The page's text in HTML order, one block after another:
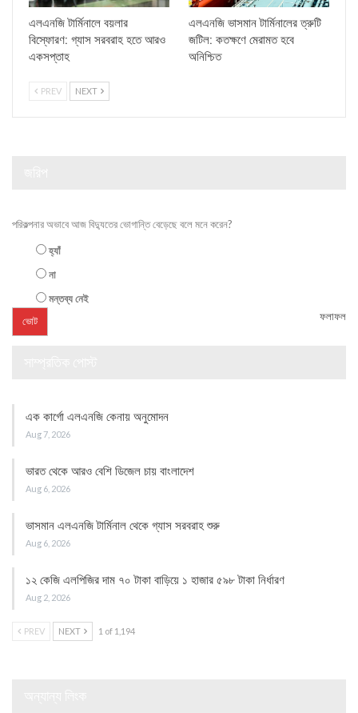
এলএনজি টার্মিনালে বয়লার
বিস্ফোরণ: গ্যাস সরবরাহ হতে আরও
একসপ্তাহ
এলএনজি ভাসমান টার্মিনালের ত্রুটি
জটিল: কতক্ষণে মেরামত হবে
অনিশ্চিত
PREV NEXT
পরিকল্পনার অভাবে আজ বিদ্যুতের ভোগান্তি বেড়েছে বলে মনে করেন?
হ্যাঁ
না
মন্তব্য নেই
ফলাফল
এক কার্গো এলএনজি কেনায় অনুমোদন
Aug 7, 2026
ভারত থেকে আরও বেশি ডিজেল চায় বাংলাদেশ
Aug 6, 2026
ভাসমান এলএনজি টার্মিনাল থেকে গ্যাস সরবরাহ শুরু
Aug 6, 2026
১২ কেজি এলপিজির দাম ৭০ টাকা বাড়িয়ে ১ হাজার ৫৯৮ টাকা নির্ধারণ
Aug 2, 2026
PREV NEXT 1 of 1,194